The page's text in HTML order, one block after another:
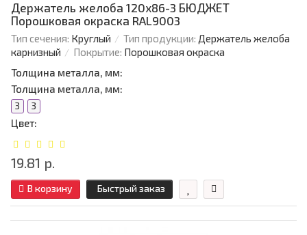
Держатель желоба 120х86-3 БЮДЖЕТ
Порошковая окраска RAL9003
Тип сечения: Круглый Тип продукции: Держатель желоба
карнизный
Покрытие: Порошковая окраска
Толщина металла, мм:
Толщина металла, мм:
3 3
Цвет:
19.81 р.
В корзину Быстрый заказ